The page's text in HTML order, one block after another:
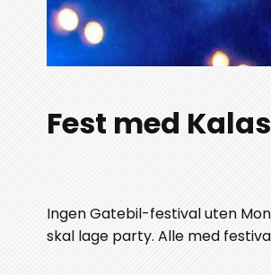
Fest med
Ingen Gatebil-festival uten
skal lage party. Alle med